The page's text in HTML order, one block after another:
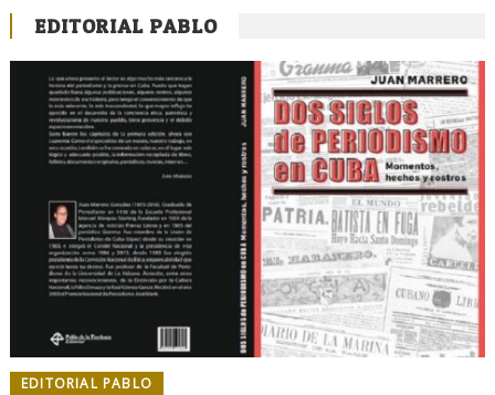
EDITORIAL PABLO
EDITORIAL PABLO